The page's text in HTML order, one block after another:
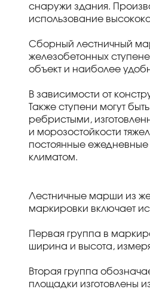
снаружи здания.
использование
Сборный лестничный
железобетонных
объект и наиболее
В зависимости от
Также ступени могут
ребристыми,
и морозостойкости
постоянные
климатом.
Лестничные марши из
маркировки включает
Первая группа в
ширина и высота,
Вторая группа
площадки изготовлены